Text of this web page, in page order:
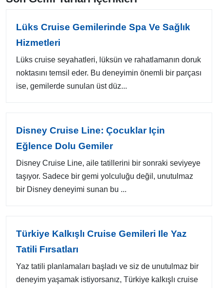
Lüks Cruise Gemilerinde Spa Ve Sağlık
Hizmetleri
Lüks cruise seyahatleri, lüksün ve rahatlamanın doruk
noktasını temsil eder. Bu deneyimin önemli bir parçası
ise, gemilerde sunulan üst düz...
Disney Cruise Line: Çocuklar Için
Eğlence Dolu Gemiler
Disney Cruise Line, aile tatillerini bir sonraki seviyeye
taşıyor. Sadece bir gemi yolculuğu değil, unutulmaz
bir Disney deneyimi sunan bu ...
Türkiye Kalkışlı Cruise Gemileri Ile Yaz
Tatili Fırsatları
Yaz tatili planlamaları başladı ve siz de unutulmaz bir
deneyim yaşamak istiyorsanız, Türkiye kalkışlı cruise